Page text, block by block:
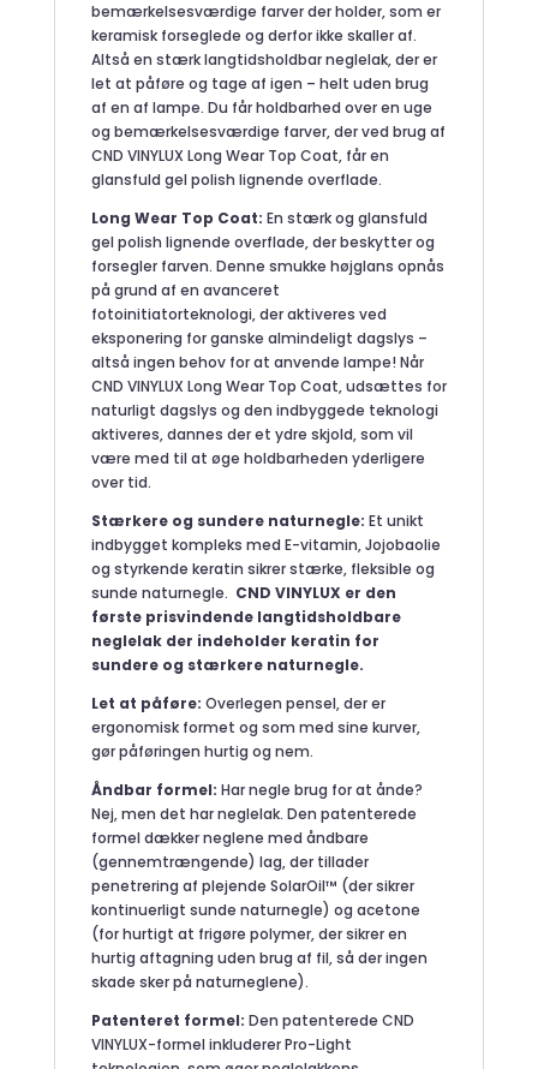
bemærkelsesværdige farver der holder, som er
keramisk forseglede og derfor ikke skaller af.
Altså en stærk langtidsholdbar neglelak, der er
let at påføre og tage af igen – helt uden brug
af en af lampe. Du får holdbarhed over en uge
og bemærkelsesværdige farver, der ved brug af
CND VINYLUX Long Wear Top Coat, får en
glansfuld gel polish lignende overflade.
Long Wear Top Coat: En stærk og glansfuld
gel polish lignende overflade, der beskytter og
forsegler farven. Denne smukke højglans opnås
på grund af en avanceret
fotoinitiatorteknologi, der aktiveres ved
eksponering for ganske almindeligt dagslys –
altså ingen behov for at anvende lampe! Når
CND VINYLUX Long Wear Top Coat, udsættes for
naturligt dagslys og den indbyggede teknologi
aktiveres, dannes der et ydre skjold, som vil
være med til at øge holdbarheden yderligere
over tid.
Stærkere og sundere naturnegle: Et unikt
indbygget kompleks med E-vitamin, Jojobaolie
og styrkende keratin sikrer stærke, fleksible og
sunde naturnegle. CND VINYLUX er den
første prisvindende langtidsholdbare
neglelak der indeholder keratin for
sundere og stærkere naturnegle.
Let at påføre: Overlegen pensel, der er
ergonomisk formet og som med sine kurver,
gør påføringen hurtig og nem.
Åndbar formel: Har negle brug for at ånde?
Nej, men det har neglelak. Den patenterede
formel dækker neglene med åndbare
(gennemtrængende) lag, der tillader
penetrering af plejende SolarOil™ (der sikrer
kontinuerligt sunde naturnegle) og acetone
(for hurtigt at frigøre polymer, der sikrer en
hurtig aftagning uden brug af fil, så der ingen
skade sker på naturneglene).
Patenteret formel: Den patenterede CND
VINYLUX-formel inkluderer Pro-Light